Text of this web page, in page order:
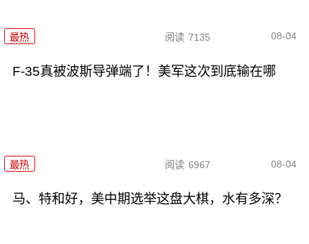
最热 阅读 7135 08-04
F-35真被波斯导弹端了！美军这次到底输在哪
最热 阅读 6967 08-04
马、特和好，美中期选举这盘大棋，水有多深？